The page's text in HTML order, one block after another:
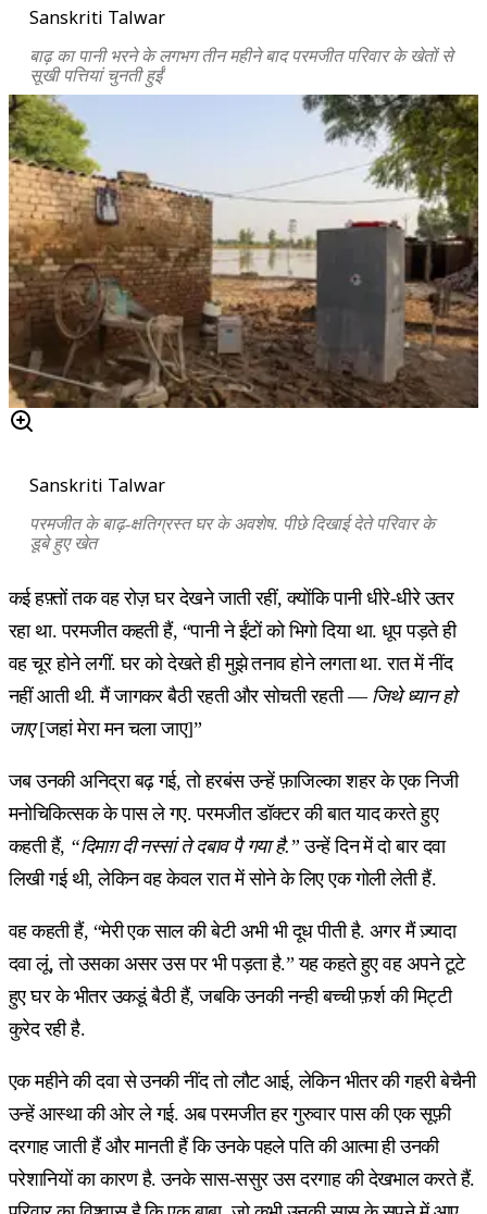
Sanskriti Talwar
बाढ़ का पानी भरने के लगभग तीन महीने बाद परमजीत परिवार के खेतों से
सूखी पत्तियां चुनती हुईं
Sanskriti Talwar
परमजीत के बाढ़-क्षतिग्रस्त घर के अवशेष. पीछे दिखाई देते परिवार के
डूबे हुए खेत
कई हफ़्तों तक वह रोज़ घर देखने जाती रहीं, क्योंकि पानी धीरे-धीरे उतर
रहा था. परमजीत कहती हैं, “पानी ने ईंटों को भिगो दिया था. धूप पड़ते ही
वह चूर होने लगीं. घर को देखते ही मुझे तनाव होने लगता था. रात में नींद
नहीं आती थी. मैं जागकर बैठी रहती और सोचती रहती — जिथे ध्यान हो
जाए[जहां मेरा मन चला जाए]”
जब उनकी अनिद्रा बढ़ गई, तो हरबंस उन्हें फ़ाजिल्का शहर के एक निजी
मनोचिकित्सक के पास ले गए. परमजीत डॉक्टर की बात याद करते हुए
कहती हैं, “दिमाग़ दी नस्सां ते दबाव पै गया है.”उन्हें दिन में दो बार दवा
लिखी गई थी, लेकिन वह केवल रात में सोने के लिए एक गोली लेती हैं.
वह कहती हैं, “मेरी एक साल की बेटी अभी भी दूध पीती है. अगर मैं ज़्यादा
दवा लूं, तो उसका असर उस पर भी पड़ता है.” यह कहते हुए वह अपने टूटे
हुए घर के भीतर उकडूं बैठी हैं, जबकि उनकी नन्ही बच्ची फ़र्श की मिट्टी
कुरेद रही है.
एक महीने की दवा से उनकी नींद तो लौट आई, लेकिन भीतर की गहरी बेचैनी
उन्हें आस्था की ओर ले गई. अब परमजीत हर गुरुवार पास की एक सूफ़ी
दरगाह जाती हैं और मानती हैं कि उनके पहले पति की आत्मा ही उनकी
परेशानियों का कारण है. उनके सास-ससुर उस दरगाह की देखभाल करते हैं.